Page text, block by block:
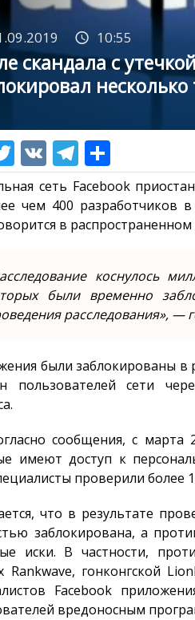
10:55
скандала с
сеть Facebook
чем 400 разработчиков
в распространенном
коснулось
были временно
расследования», —
были заблокированы в
пользователей сети
сообщения, с марта
имеют доступ к
проверили более
что в результате
заблокирована, а
иски. В частности,
Rankwave, гонконгской
Facebook
вредоносным